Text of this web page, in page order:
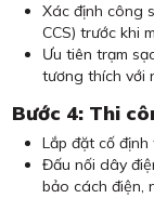
Xác định công
CCS) trước khi
Ưu tiên trạm
tương thích với
Bước 4: Thi
Lắp đặt cố
Đấu nối dây
bảo cách điện,